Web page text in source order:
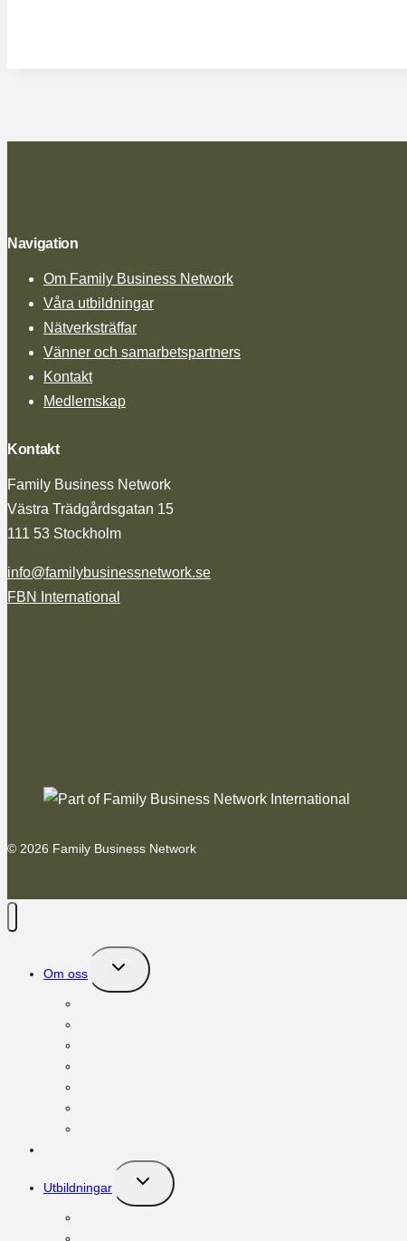
Navigation
Om Family Business Network
Våra utbildningar
Nätverksträffar
Vänner och samarbetspartners
Kontakt
Medlemskap
Kontakt
Family Business Network
Västra Trädgårdsgatan 15
111 53 Stockholm
info@familybusinessnetwork.se
FBN International
© 2026 Family Business Network
Om oss
Toggle
menu
Utbildningar
Toggle
menu